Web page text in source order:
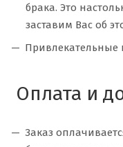
брака. Это
заставим Вас об
Привлекательные
Оплата и
Заказ